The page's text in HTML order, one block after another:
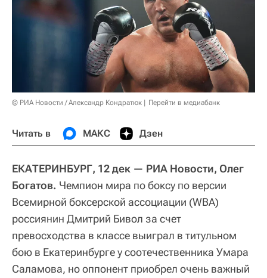
© РИА Новости / Александр Кондратюк Перейти в медиабанк
Читать в МАКС Дзен
ЕКАТЕРИНБУРГ, 12 дек — РИА Новости, Олег
Богатов. Чемпион мира по боксу по версии
Всемирной боксерской ассоциации (WBA)
россиянин Дмитрий Бивол за счет
превосходства в классе выиграл в титульном
бою в Екатеринбурге у соотечественника Умара
Саламова, но оппонент приобрел очень важный